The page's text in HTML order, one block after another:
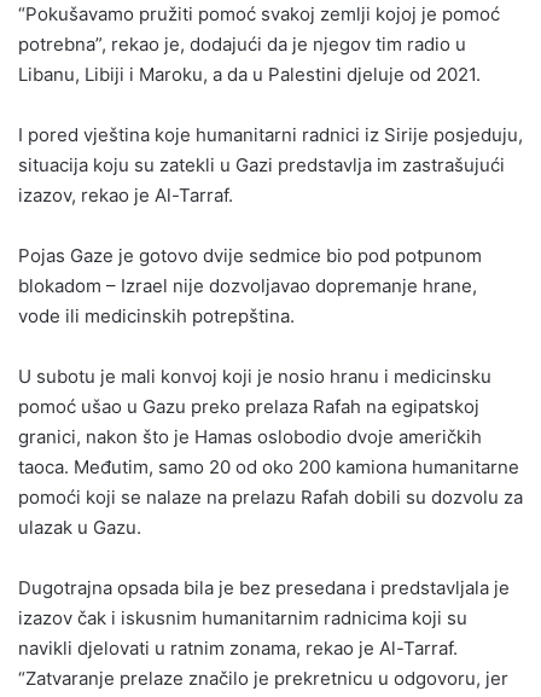
“Pokušavamo pružiti pomoć svakoj zemlji kojoj je pomoć
potrebna”, rekao je, dodajući da je njegov tim radio u
Libanu, Libiji i Maroku, a da u Palestini djeluje od 2021.
I pored vještina koje humanitarni radnici iz Sirije posjeduju,
situacija koju su zatekli u Gazi predstavlja im zastrašujući
izazov, rekao je Al-Tarraf.
Pojas Gaze je gotovo dvije sedmice bio pod potpunom
blokadom – Izrael nije dozvoljavao dopremanje hrane,
vode ili medicinskih potrepština.
U subotu je mali konvoj koji je nosio hranu i medicinsku
pomoć ušao u Gazu preko prelaza Rafah na egipatskoj
granici, nakon što je Hamas oslobodio dvoje američkih
taoca. Međutim, samo 20 od oko 200 kamiona humanitarne
pomoći koji se nalaze na prelazu Rafah dobili su dozvolu za
ulazak u Gazu.
Dugotrajna opsada bila je bez presedana i predstavljala je
izazov čak i iskusnim humanitarnim radnicima koji su
navikli djelovati u ratnim zonama, rekao je Al-Tarraf.
“Zatvaranje prelaze značilo je prekretnicu u odgovoru, jer